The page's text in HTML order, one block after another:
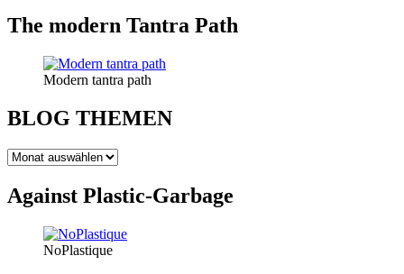
The modern Tantra Path
Modern tantra path
BLOG THEMEN
BLOG
Against Plastic-Garbage
NoPlastique